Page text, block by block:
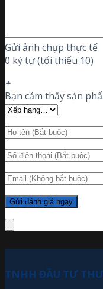
Gửi ảnh chụp thực tế
0 ký tự (tối thiểu 10)
+
Bạn cảm thấy sản
TNHH ĐẦU TƯ